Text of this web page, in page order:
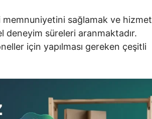
memnuniyetini sağlamak ve hizmet
süreleri aranmaktadır.
için yapılması gereken çeşitli